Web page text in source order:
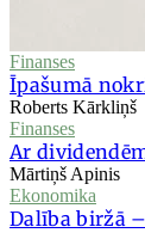
Finanses
Īpašumā
Roberts Kārkliņš
Finanses
Ar
Mārtiņš Apinis
Ekonomika
Dalība biržā